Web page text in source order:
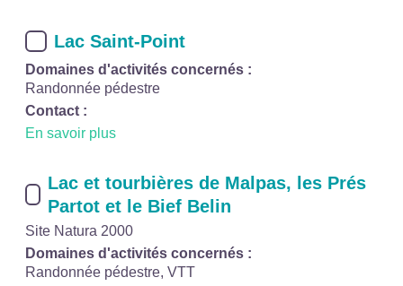
Lac Saint-Point
Domaines d'activités concernés :
Randonnée pédestre
Contact :
En savoir plus
Lac et tourbières de Malpas, les Prés
Partot et le Bief Belin
Site Natura 2000
Domaines d'activités concernés :
Randonnée pédestre, VTT